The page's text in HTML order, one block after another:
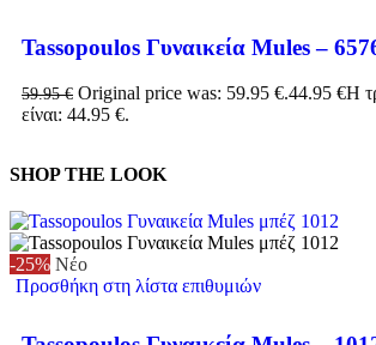
Tassopoulos Γυναικεία Mules –
59.95€ Original price was: 59.95 €.44.95 €Η
είναι: 44.95 €.
SHOP THE LOOK
-25% Νέο
Προσθήκη στη λίστα επιθυμιών